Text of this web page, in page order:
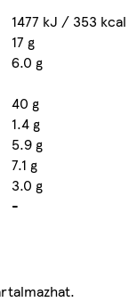
1477 kJ / 353 kcal
17 g
6.0 g
40 g
1.4 g
5.9 g
7.1 g
3.0 g
-